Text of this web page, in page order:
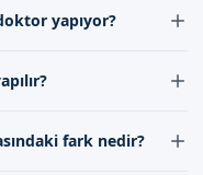
talimatlarına
yapıyor?
deneyim ve
bebeklerin
fark nedir?